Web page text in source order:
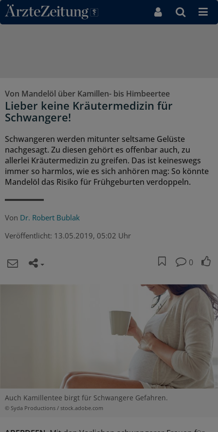
Direkt zum Inhaltsbereich
Von Mandelöl über Kamillen- bis Himbeertee
Lieber keine Kräutermedizin für
Schwangere!
Schwangeren werden mitunter seltsame Gelüste
nachgesagt. Zu diesen gehört es offenbar auch, zu
allerlei Kräutermedizin zu greifen. Das ist keineswegs
immer so harmlos, wie es sich anhören mag: So könnte
Mandelöl das Risiko für Frühgeburten verdoppeln.
Von Dr. Robert Bublak
Veröffentlicht: 13.05.2019, 05:02 Uhr
0
Auch Kamillentee birgt für Schwangere Gefahren.
© Syda Productions / stock.adobe.com